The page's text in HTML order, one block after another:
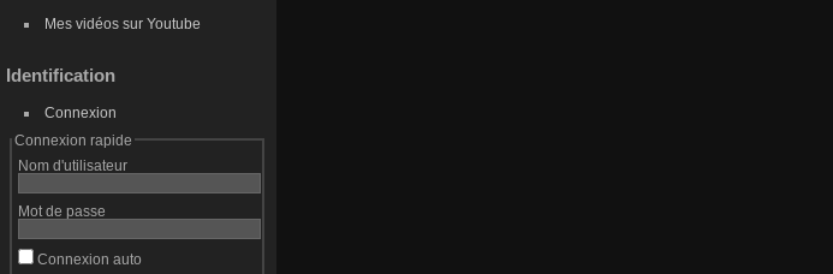
Mes vidéos sur Youtube
Identification
Connexion
Connexion rapide
Nom d'utilisateur
Mot de passe
Connexion auto